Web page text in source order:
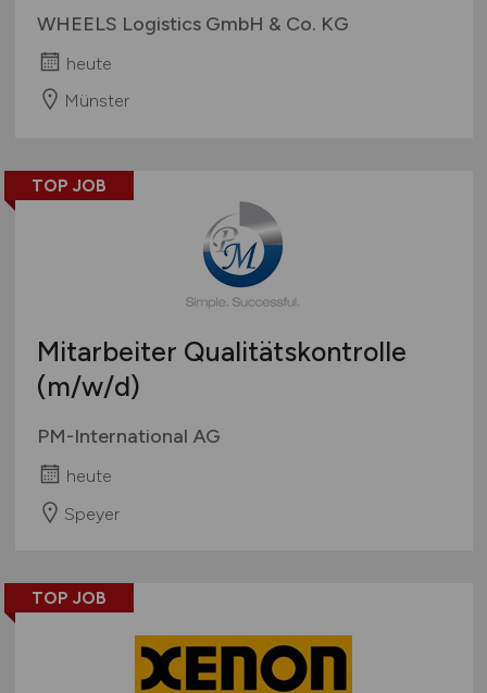
WHEELS Logistics GmbH & Co. KG
heute
Münster
TOP JOB
Mitarbeiter Qualitätskontrolle
(m/w/d)
PM-International AG
heute
Speyer
TOP JOB